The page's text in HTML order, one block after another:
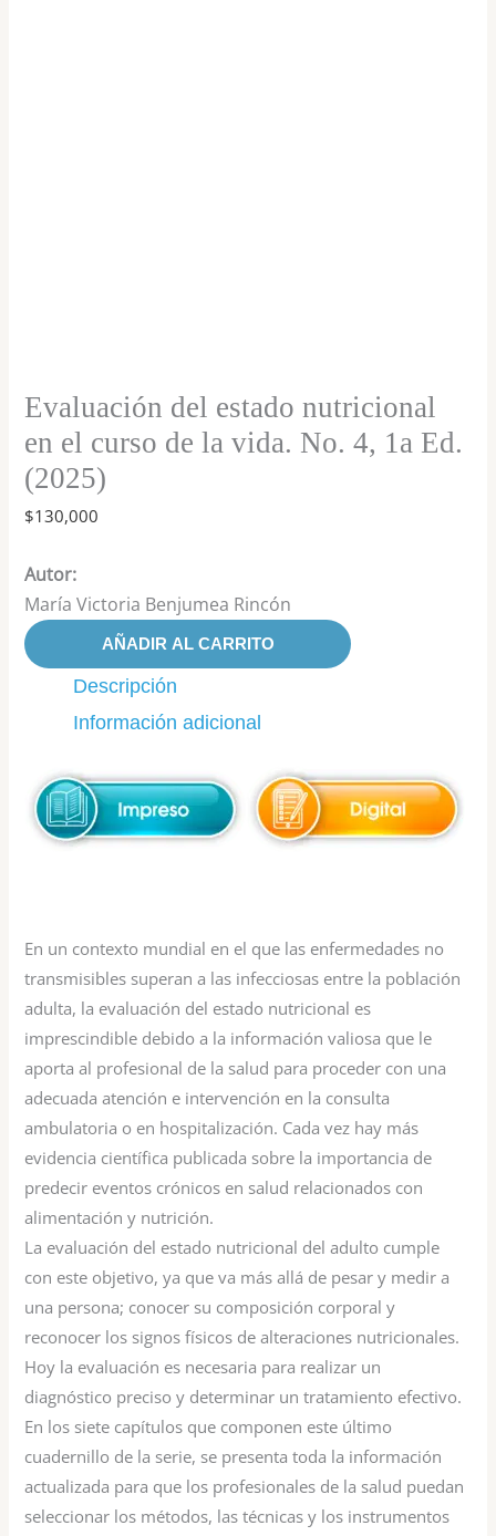
Evaluación del estado nutricional
en el curso de la vida. No. 4, 1a Ed.
(2025)
$130,000
Autor:
María Victoria Benjumea Rincón
(2025)
cantidad
AÑADIR AL CARRITO
Descripción
Información adicional
En un contexto mundial en el que las enfermedades no
transmisibles superan a las infecciosas entre la población
adulta, la evaluación del estado nutricional es
imprescindible debido a la información valiosa que le
aporta al profesional de la salud para proceder con una
adecuada atención e intervención en la consulta
ambulatoria o en hospitalización. Cada vez hay más
evidencia científica publicada sobre la importancia de
predecir eventos crónicos en salud relacionados con
alimentación y nutrición.
La evaluación del estado nutricional del adulto cumple
con este objetivo, ya que va más allá de pesar y medir a
una persona; conocer su composición corporal y
reconocer los signos físicos de alteraciones nutricionales.
Hoy la evaluación es necesaria para realizar un
diagnóstico preciso y determinar un tratamiento efectivo.
En los siete capítulos que componen este último
cuadernillo de la serie, se presenta toda la información
actualizada para que los profesionales de la salud puedan
seleccionar los métodos, las técnicas y los instrumentos